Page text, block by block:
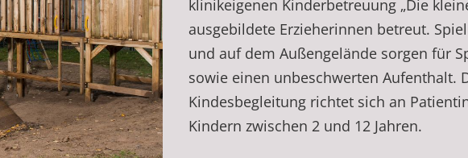
klinikeigenen Kinderbetreuung „Die
ausgebildete Erzieherinnen betreut.
und auf dem Außengelände sorgen für
sowie einen unbeschwerten Aufenthalt.
Kindesbegleitung richtet sich an
Kindern zwischen 2 und 12 Jahren.